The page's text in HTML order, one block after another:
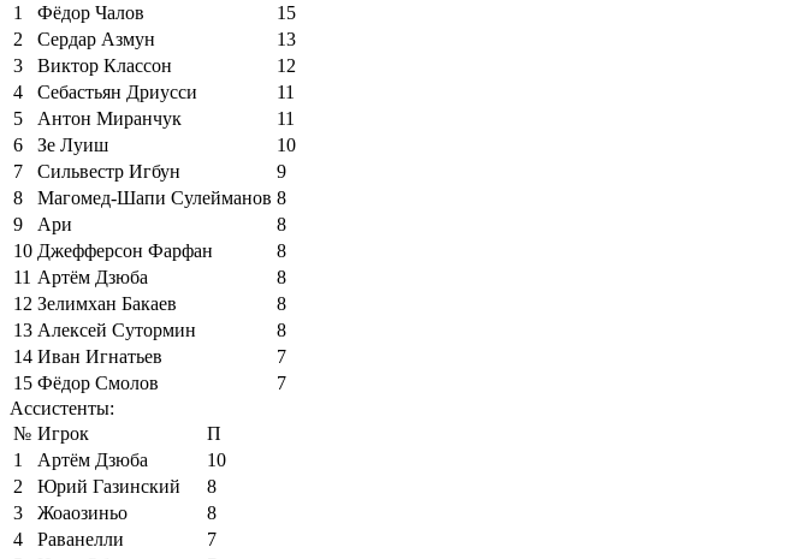
1
Фёдор Чалов
15
2
Сердар Азмун
13
3
Виктор Классон
12
4
Себастьян Дриусси
11
5
Антон Миранчук
11
6
Зе Луиш
10
7
Сильвестр Игбун
9
8
Магомед-Шапи Сулейманов 8
9
Ари
8
10 Джефферсон Фарфан
8
11 Артём Дзюба
8
12 Зелимхан Бакаев
8
13 Алексей Сутормин
8
14 Иван Игнатьев
7
15 Фёдор Смолов
7
Ассистенты:
№ Игрок
П
1
Артём Дзюба
10
2
Юрий Газинский
8
3
Жоаозиньо
8
4
Раванелли
7